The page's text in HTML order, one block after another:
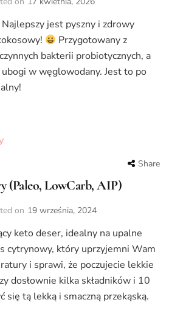
jest pyszny i zdrowy
Przygotowany z
bakterii probiotycznych, a
ubogi w węglowodany. Jest to po
Share
(Paleo, LowCarb, AIP)
on 19 września, 2024
keto deser, idealny na upalne
cytrynowy, który uprzyjemni Wam
i sprawi, że poczujecie lekkie
dosłownie kilka składników i 10
się tą lekką i smaczną przekąską.